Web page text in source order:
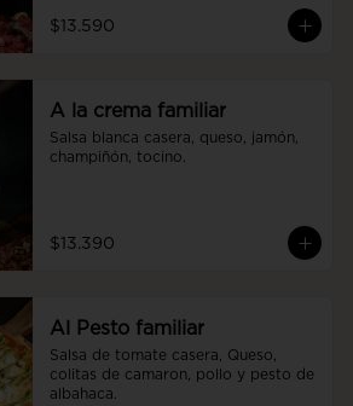
$13.590
A la crema familiar
Salsa blanca casera, queso, jamón,
champiñón, tocino.
$13.390
Al Pesto familiar
Salsa de tomate casera, Queso,
colitas de camaron, pollo y pesto de
albahaca.